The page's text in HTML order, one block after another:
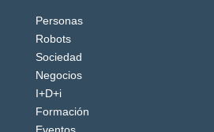
Personas
Robots
Sociedad
Negocios
I+D+i
Formación